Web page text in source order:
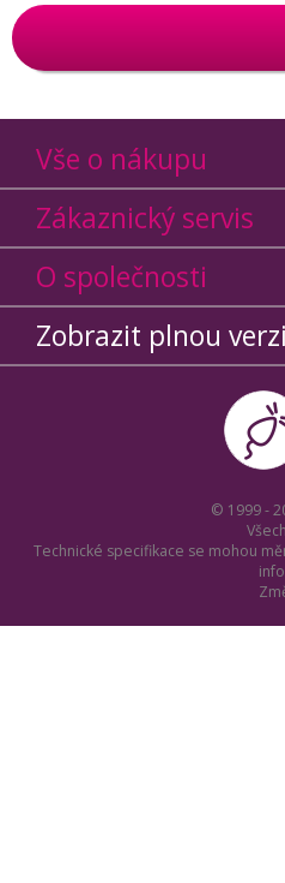
Vše o nákupu
Zákaznický servis
O společnosti
Zobrazit plnou
© 1999 -
Technické specifikace se mohou